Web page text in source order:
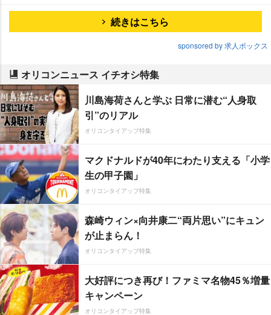
続きはこちら
sponsored by 求人ボックス
オリコンニュース イチオシ特集
川島海荷さんと学ぶ 日常に潜む“人身取
引”のリアル
オリコンタイアップ特集
マクドナルドが40年にわたり支える「小学
生の甲子園」
オリコンタイアップ特集
森崎ウィン×向井康二“両片思い”にキュン
が止まらん！
オリコンタイアップ特集
大好評につき再び！ファミマ名物45％増量
キャンペーン
オリコンタイアップ特集